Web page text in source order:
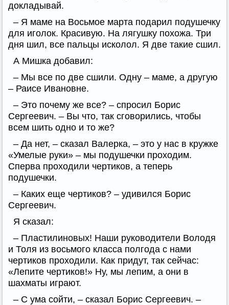
докладывай.
– Я маме на Восьмое марта подарил подушечку
для иголок. Красивую. На лягушку похожа. Три
дня шил, все пальцы исколол. Я две такие сшил.
А Мишка добавил:
– Мы все по две сшили. Одну – маме, а другую
– Раисе Ивановне.
– Это почему же все? – спросил Борис
Сергеевич. – Вы что, так сговорились, чтобы
всем шить одно и то же?
– Да нет, – сказал Валерка, – это у нас в кружке
«Умелые руки» – мы подушечки проходим.
Сперва проходили чертиков, а теперь
подушечки.
– Каких еще чертиков? – удивился Борис
Сергеевич.
Я сказал:
– Пластилиновых! Наши руководители Володя
и Толя из восьмого класса полгода с нами
чертиков проходили. Как придут, так сейчас:
«Лепите чертиков!» Ну, мы лепим, а они в
шахматы играют.
– С ума сойти, – сказал Борис Сергеевич. –